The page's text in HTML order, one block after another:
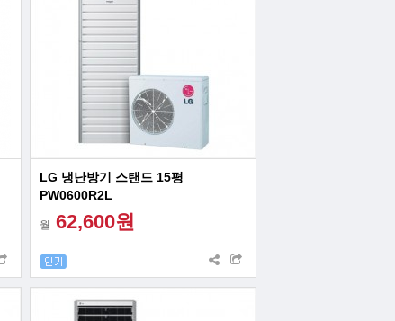
LG 냉난방기 스탠드 15평
PW0600R2L
월 62,600원